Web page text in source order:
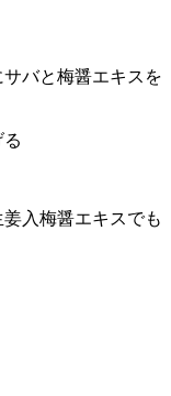
バと梅醤エキスを
入梅醤エキスでも